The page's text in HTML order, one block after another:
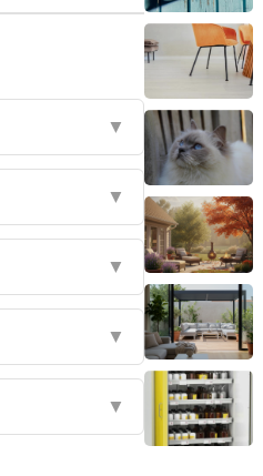
▼
▼
▼
▼
▼